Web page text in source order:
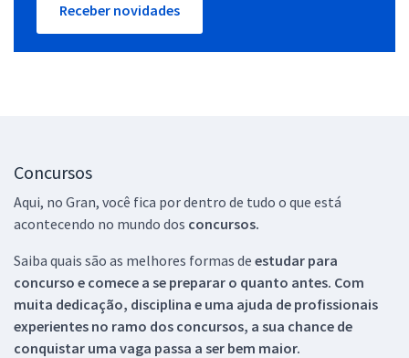
Receber novidades
Concursos
Aqui, no Gran, você fica por dentro de tudo o que está
acontecendo no mundo dos concursos.
Saiba quais são as melhores formas de estudar para
concurso e comece a se preparar o quanto antes. Com
muita dedicação, disciplina e uma ajuda de profissionais
experientes no ramo dos concursos, a sua chance de
conquistar uma vaga passa a ser bem maior.